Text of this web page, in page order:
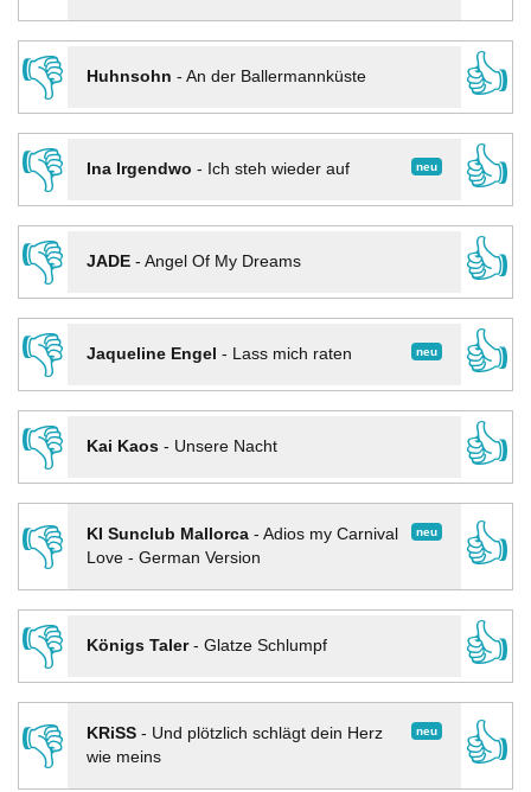
👎
Huhnsohn - An der Ballermannküste
👍
👎
neu
Ina Irgendwo - Ich steh wieder auf
👍
👎
JADE- Angel Of My Dreams
👍
👎
neu
Jaqueline Engel - Lass mich raten
👍
👎
Kai Kaos- Unsere Nacht
👍
👎
neu
KI Sunclub Mallorca- Adios my Carnival
Love - German Version
👍
👎
Königs Taler- Glatze Schlumpf
👍
👎
neu
KRiSS- Und plötzlich schlägt dein Herz
wie meins
👍